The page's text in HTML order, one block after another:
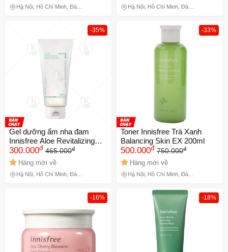
Hà Nội, Hồ Chí Minh, Đà
Hà Nội, Hồ Chí Minh, Đà
-35%
Gel dưỡng ẩm nha đam
Innisfree Aloe Revitalizing
Soothing Gel 300ml
300.000đ 465.000đ
Hàng mới về
Hà Nội, Hồ Chí Minh, Đà
-33%
Toner Innisfree Trà Xanh
Balancing Skin EX 200ml
500.000đ 750.000đ
Hàng mới về
Hà Nội, Hồ Chí Minh, Đà
-16% -18%
🎁 Đừng Bỏ Lỡ! 🎁
Mã Giảm Giá Dành Riêng Cho Bạn
Giảm ngay- cho bất kỳ đơn hàng nào.
Số lần áp dụng:
lần
Áp dụng cho đơn hàng từ:
Chỉ áp dụng cho gian hàng:
Ngày hết hạn:
LẤY MÃ NGAY